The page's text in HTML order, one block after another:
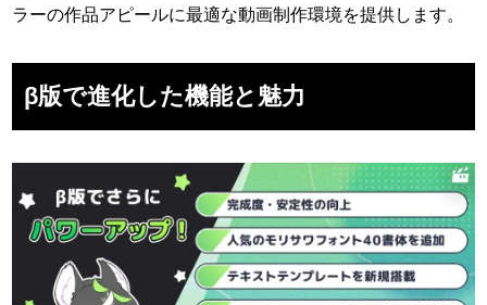
ラーの作品アピールに最適な動画制作環境を提供します。
β版で進化した機能と魅力